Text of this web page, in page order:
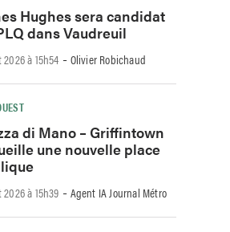
Hughes sera candidat
dans Vaudreuil
à 15h54 -Olivier Robichaud
di Mano – Griffintown
une nouvelle place
à 15h39 -Agent IA Journal Métro